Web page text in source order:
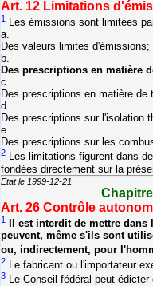
Art. 12 Limitations
1
Les émissions sont limitées
a.
Des valeurs limites d'émissions;
b.
Des prescriptions en matière
c.
Des prescriptions en matière de
d.
Des prescriptions sur l'isolation
e.
Des prescriptions sur les
2 Les limitations figurent dans
fondées directement sur la
Etat le 1999-12-21
Art. 26 Contrôle
1
Il est interdit de mettre
peuvent, même s'ils sont
ou, indirectement, pour
2 Le fabricant ou l'importateur
3 Le Conseil fédéral peut